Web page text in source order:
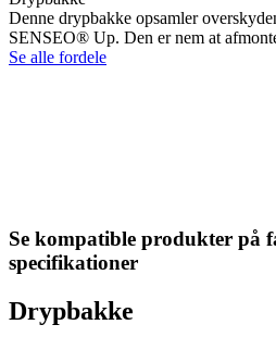
Denne drypbakke opsamler
SENSEO® Up. Den er nem at
Se alle fordele
Se kompatible produkter på
specifikationer
Drypbakke